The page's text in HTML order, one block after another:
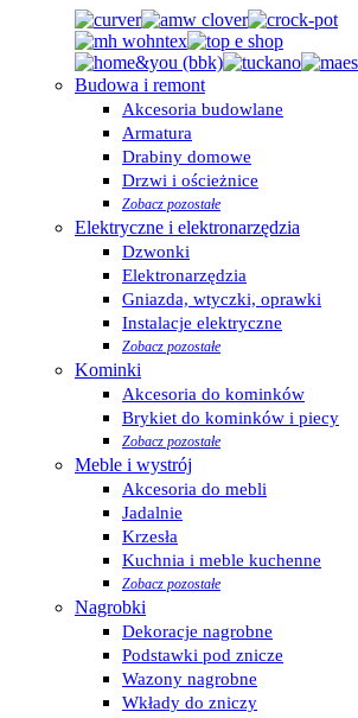
Budowa i remont
Akcesoria budowlane
Armatura
Drabiny domowe
Drzwi i ościeżnice
Zobacz pozostałe
Elektryczne i elektronarzędzia
Dzwonki
Elektronarzędzia
Gniazda, wtyczki, oprawki
Instalacje elektryczne
Zobacz pozostałe
Kominki
Akcesoria do kominków
Brykiet do kominków i piecy
Zobacz pozostałe
Meble i wystrój
Akcesoria do mebli
Jadalnie
Krzesła
Kuchnia i meble kuchenne
Zobacz pozostałe
Nagrobki
Dekoracje nagrobne
Podstawki pod znicze
Wazony nagrobne
Wkłady do zniczy